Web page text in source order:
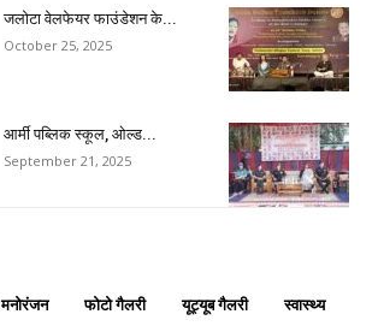
जलोटा वेलफेयर फाउंडेशन के...
October 25, 2025
आर्मी पब्लिक स्कूल, ओल्ड...
September 21, 2025
मनोरंजन फोटो गैलरी यूट्यूब गैलरी स्वास्थ्य